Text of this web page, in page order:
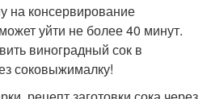
на консервирование
уйти не более 40 минут.
виноградный сок в
соковыжималку!